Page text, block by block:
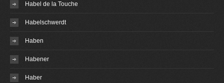
Habel de la Touche
Habelschwerdt
Haben
Habener
Haber